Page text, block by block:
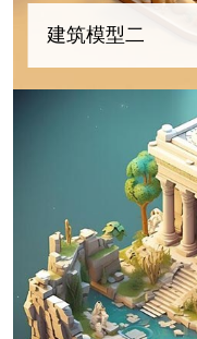
建筑模型二